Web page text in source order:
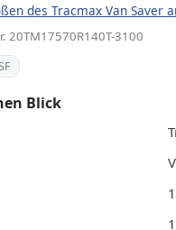
des Tracmax Van Saver
20TM17570R140T-3100
Blick